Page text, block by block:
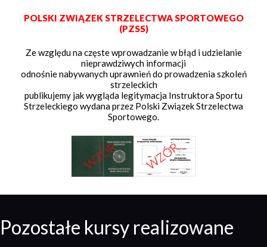
POLSKI ZWIĄZEK STRZELECTWA SPORTOWEGO
(PZSS)
Ze względu na częste wprowadzanie w błąd i udzielanie
nieprawdziwych informacji
odnośnie nabywanych uprawnień do prowadzenia szkoleń
strzeleckich
publikujemy jak wygląda legitymacja Instruktora Sportu
Strzeleckiego wydana przez Polski Związek Strzelectwa
Sportowego.
Pozostałe kursy realizowane